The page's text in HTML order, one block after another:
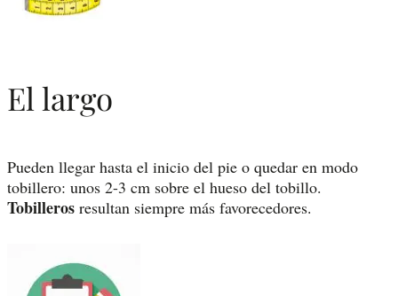
El largo
Pueden llegar hasta el inicio del pie o quedar en modo
tobillero: unos 2-3 cm sobre el hueso del tobillo.
Tobilleros resultan siempre más favorecedores.